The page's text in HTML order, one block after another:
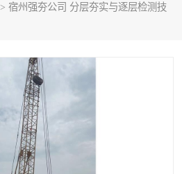
> 宿州强夯公司 分层夯实与逐层检测技